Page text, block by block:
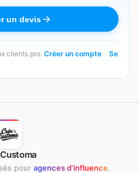
un devis
clients pro. Créer un compte · Se
pour agences d'influence.